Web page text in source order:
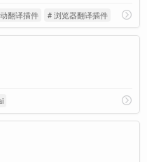
翻译插件 # 浏览器翻译插件